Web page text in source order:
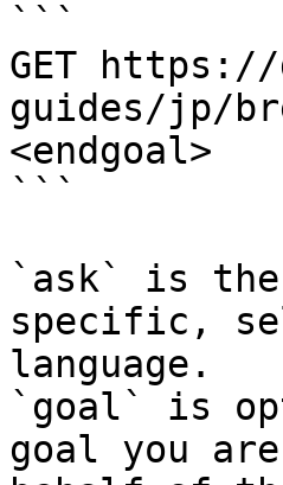
```
GET
guides/jp/
<endgoal>
```
`ask` is the
specific,
language.
`goal` is
goal you